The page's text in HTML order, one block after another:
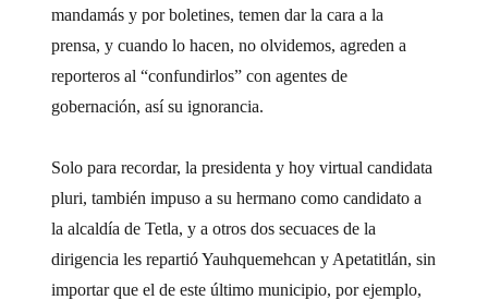
mandamás y por boletines, temen dar la cara a la
prensa, y cuando lo hacen, no olvidemos, agreden a
reporteros al “confundirlos” con agentes de
gobernación, así su ignorancia.
Solo para recordar, la presidenta y hoy virtual candidata
pluri, también impuso a su hermano como candidato a
la alcaldía de Tetla, y a otros dos secuaces de la
dirigencia les repartió Yauhquemehcan y Apetatitlán, sin
importar que el de este último municipio, por ejemplo,